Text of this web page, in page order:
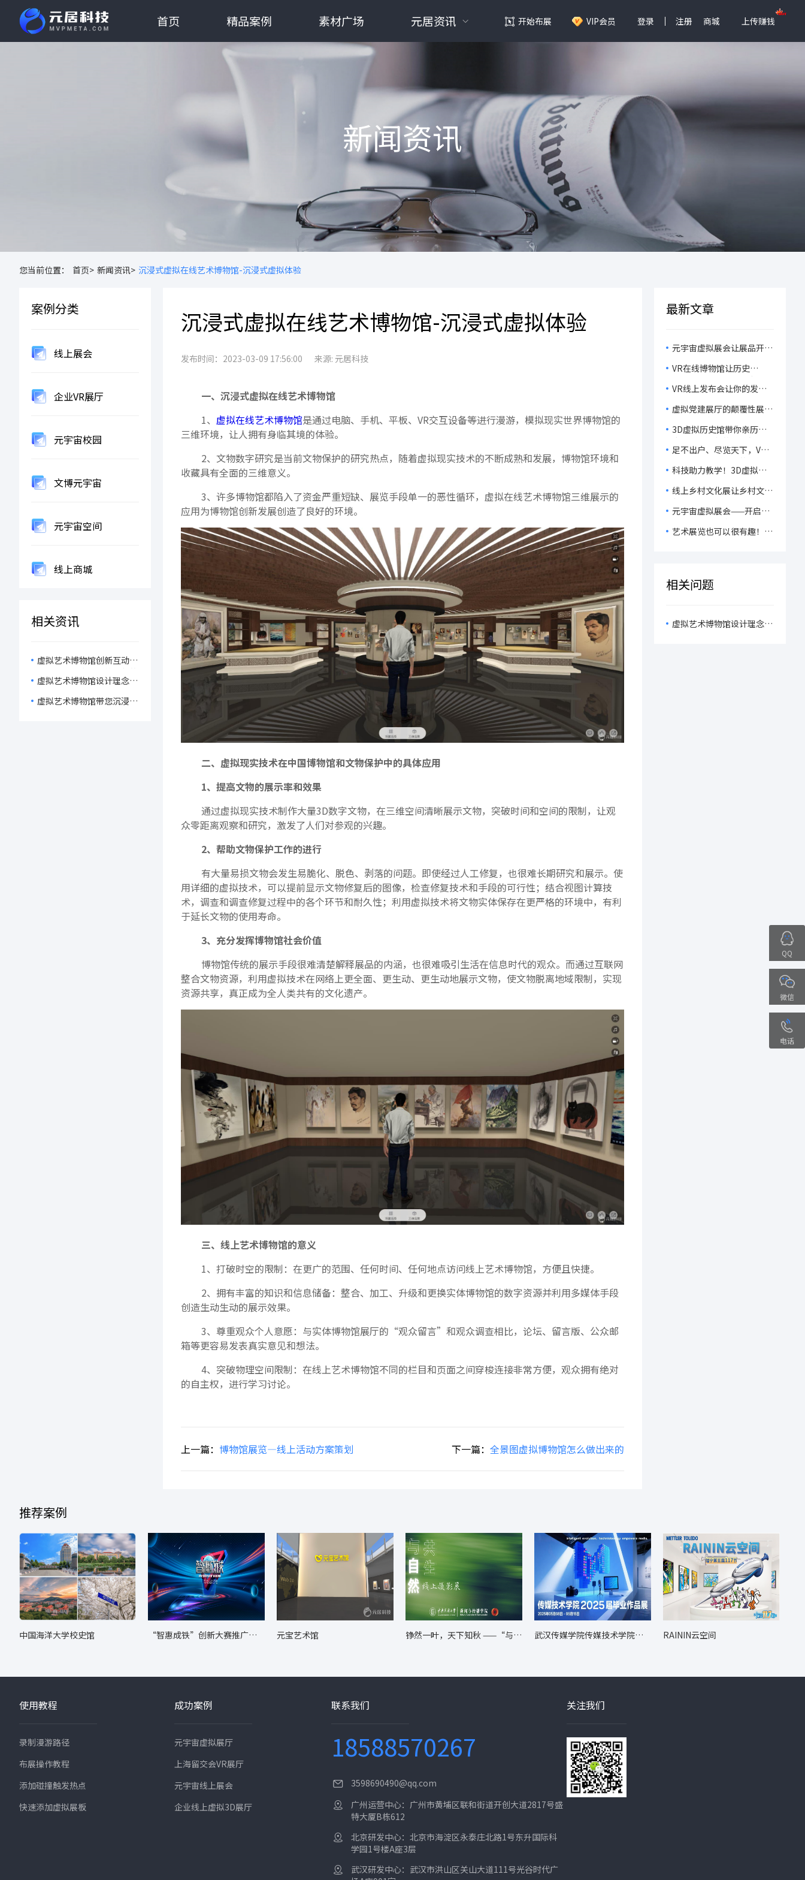
首页 精品案例 素材广场 元居资讯 开始布展 VIP会员 登录 注册 商城 上传赚钱
新闻资讯
您当前位置： 首页> 新闻资讯> 沉浸式虚拟在线艺术博物馆-沉浸式虚拟体验
案例分类
线上展会
企业VR展厅
元宇宙校园
文博元宇宙
元宇宙空间
线上商城
相关资讯
虚拟艺术博物馆创新互动体
理解与情感联结！
虚拟艺术博物馆设计理念有
虚拟艺术博物馆带您沉浸式
沉浸式虚拟在线艺术博物馆-沉浸式虚拟体验
发布时间：2023-03-09 17:56:00 来源: 元居科技
一、沉浸式虚拟在线艺术博物馆
1、 虚拟在线艺术博物馆是通过电脑、手机、平板、VR交互设备等进行漫游，模拟现实世界博物馆的
三维环境，让人拥有身临其境的体验。
2、文物数字研究是当前文物保护的研究热点，随着虚拟现实技术的不断成熟和发展，博物馆环境和
收藏具有全面的三维意义。
3、许多博物馆都陷入了资金严重短缺、展览手段单一的恶性循环，虚拟在线艺术博物馆三维展示的
应用为博物馆创新发展创造了良好的环境。
二、虚拟现实技术在中国博物馆和文物保护中的具体应用
1、提高文物的展示率和效果
通过虚拟现实技术制作大量3D数字文物，在三维空间清晰展示文物，突破时间和空间的限制，让观
众零距离观察和研究，激发了人们对参观的兴趣。
2、帮助文物保护工作的进行
有大量易损文物会发生易脆化、脱色、剥落的问题。即使经过人工修复，也很难长期研究和展示。使
用详细的虚拟技术，可以提前显示文物修复后的图像，检查修复技术和手段的可行性；结合视图计算技
术，调查和调查修复过程中的各个环节和耐久性；利用虚拟技术将文物实体保存在更严格的环境中，有利
于延长文物的使用寿命。
3、充分发挥博物馆社会价值
博物馆传统的展示手段很难清楚解释展品的内涵，也很难吸引生活在信息时代的观众。而通过互联网
整合文物资源，利用虚拟技术在网络上更全面、更生动、更生动地展示文物，使文物脱离地域限制，实现
资源共享，真正成为全人类共有的文化遗产。
三、线上艺术博物馆的意义
1、打破时空的限制：在更广的范围、任何时间、任何地点访问线上艺术博物馆，方便且快捷。
2、拥有丰富的知识和信息储备：整合、加工、升级和更换实体博物馆的数字资源并利用多媒体手段
创造生动生动的展示效果。
3、尊重观众个人意愿：与实体博物馆展厅的“观众留言”和观众调查相比，论坛、留言版、公众邮
箱等更容易发表真实意见和想法。
4、突破物理空间限制：在线上艺术博物馆不同的栏目和页面之间穿梭连接非常方便，观众拥有绝对
的自主权，进行学习讨论。
上一篇： 博物馆展览—线上活动方案策划 下一篇： 全景图虚拟博物馆怎么做出来的
最新文章
元宇宙虚拟展会让展品开口
受科技的魅力！
VR在线博物馆让历史
“活”起来，开启历史文物
的沉浸式体验！
VR线上发布会让你的发布
可思议！
虚拟党建展厅的颠覆性展
党的辉煌历程！
3D虚拟历史馆带你亲历历
史，感受文化的无穷魅力！
足不出户、尽览天下，VR
验轻松又有趣！
科技助力教学！3D虚拟课
乐场’？
线上乡村文化展让乡村文
兴‘燃’起来！
元宇宙虚拟展会——开启一
心、展商获客舒心的展会旅
艺术展览也可以很有趣！
相关问题
虚拟艺术博物馆设计理念有
推荐案例
中国海洋大学校史馆
“智惠成铁”创新大赛推广转
元宝艺术馆
铮然一叶，天下知秋 ——“与自
武汉传媒学院传媒技术学院毕
RAININ云空间
使用教程
录制漫游路径
布展操作教程
添加碰撞触发热点
快速添加虚拟展板
成功案例
元宇宙虚拟展厅
上海留交会VR展厅
元宇宙线上展会
企业线上虚拟3D展厅
联系我们
18588570267
3598690490@qq.com
广州运营中心：广州市黄埔区联和街道开创大道2817号盛
特大厦B栋612
北京研发中心：北京市海淀区永泰庄北路1号东升国际科
学园1号楼A座3层
武汉研发中心：武汉市洪山区关山大道111号光谷时代广
关注我们
QQ
微信
电话